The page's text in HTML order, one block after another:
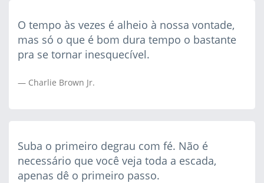
O tempo às vezes é alheio à nossa vontade,
mas só o que é bom dura tempo o bastante
pra se tornar inesquecível.
Charlie Brown Jr.
Suba o primeiro degrau com fé. Não é
necessário que você veja toda a escada,
apenas dê o primeiro passo.